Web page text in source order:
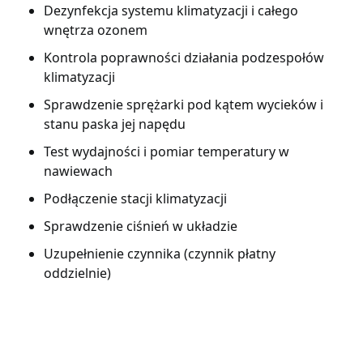
Dezynfekcja systemu klimatyzacji i całego
wnętrza ozonem
Kontrola poprawności działania podzespołów
klimatyzacji
Sprawdzenie sprężarki pod kątem wycieków i
stanu paska jej napędu
Test wydajności i pomiar temperatury w
nawiewach
Podłączenie stacji klimatyzacji
Sprawdzenie ciśnień w układzie
Uzupełnienie czynnika (czynnik płatny
oddzielnie)